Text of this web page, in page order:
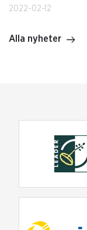
2022-02-12
Alla nyheter